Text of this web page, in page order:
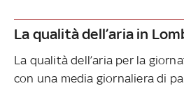
La qualità dell’aria in
La qualità dell’aria per la
con una media giornaliera di